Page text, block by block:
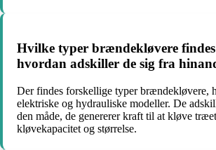
Hvilke typer brændekløvere findes
hvordan adskiller de sig fra
Der findes forskellige typer brændekløvere,
elektriske og hydrauliske modeller. De
den måde, de genererer kraft til at kløve
kløvekapacitet og størrelse.